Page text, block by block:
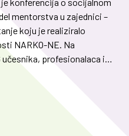
mentorstva u zajednici –
koju je realiziralo
NARKO-NE. Na
profesionalaca iz
i socijalne zaštite,